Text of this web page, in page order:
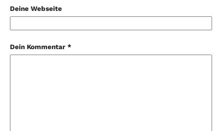
Deine Webseite
Dein Kommentar *